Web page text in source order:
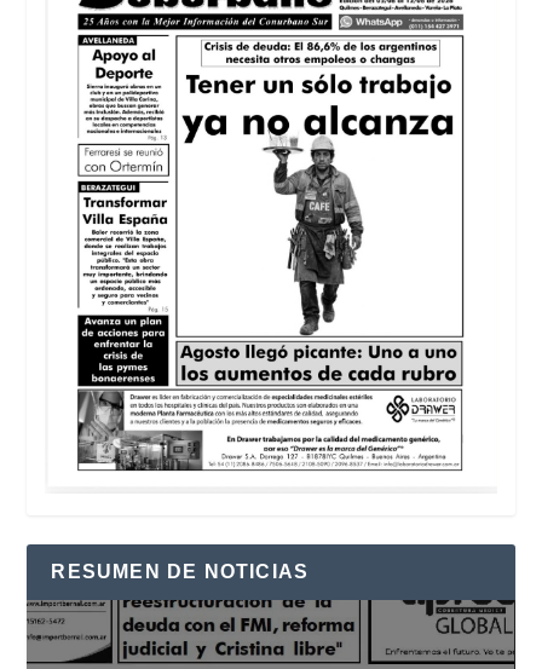
RESUMEN DE NOTICIAS
Reproductor
de
vídeo